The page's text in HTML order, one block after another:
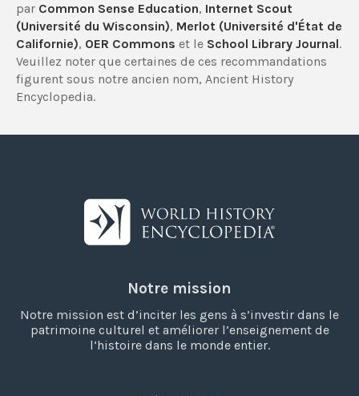
par Common Sense Education, Internet Scout
(Université du Wisconsin), Merlot (Université d'État de
Californie), OER Commons et le School Library Journal.
Veuillez noter que certaines de ces recommandations
figurent sous notre ancien nom, Ancient History
Encyclopedia.
Notre mission
Notre mission est d’inciter les gens à s’investir dans le
patrimoine culturel et améliorer l’enseignement de
l’histoire dans le monde entier.